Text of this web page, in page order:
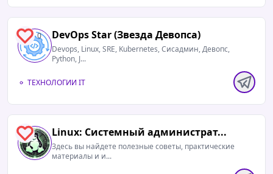
0 DevOps Star (Звезда Девопса)
Devops, Linux, SRE, Kubernetes, Сисадмин, Девопс,
Python, J...
ТЕХНОЛОГИИ IT
0 Linux: Системный администрат...
Здесь вы найдете полезные советы, практические
материалы и и...